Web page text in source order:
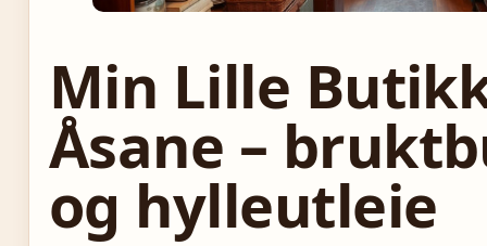
Min Lille
Åsane –
og hylleutleie